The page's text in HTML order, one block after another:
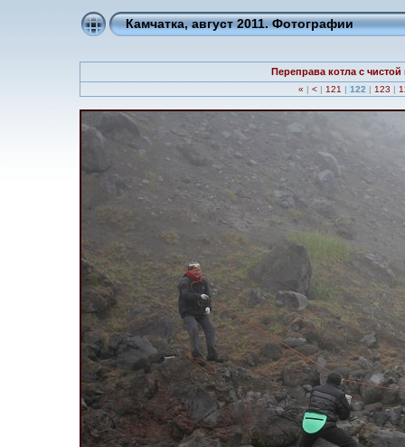
Камчатка, август 2011. Фотографии
Переправа котла с
« | < | 121 | 122 | 123 |